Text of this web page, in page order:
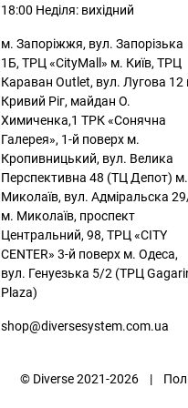
18:00 Неділя: вихідний
м. Запоріжжя, вул. Запорізька
1Б, ТРЦ «CityMall» м. Київ, ТРЦ
Караван Outlet, вул. Лугова 12
Кривий Ріг, майдан О.
Химиченка,1 ТРК «Сонячна
Галерея», 1-й поверх м.
Кропивницький, вул. Велика
Перспективна 48 (ТЦ Депот) м.
Миколаїв, вул. Адміральска
м. Миколаїв, проспект
Центральний, 98, ТРЦ «CITY
CENTER» 3-й поверх м. Одеса,
вул. Генуезька 5/2 (ТРЦ
Plaza)
shop@diversesystem.com.ua
© Diverse 2021-2026 |